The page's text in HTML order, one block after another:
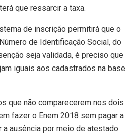
que ressarcir a taxa.
de inscrição permitirá que o
de Identificação Social, do
seja validada, é preciso que
iguais aos cadastrados na base
que não comparecerem nos dois
fazer o Enem 2018 sem pagar a
a ausência por meio de atestado